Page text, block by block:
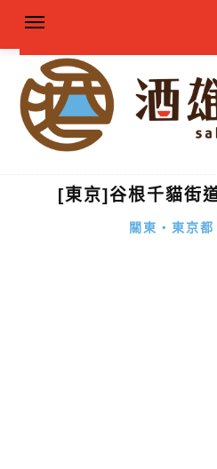
[東京]谷根千貓街
關東・東京都